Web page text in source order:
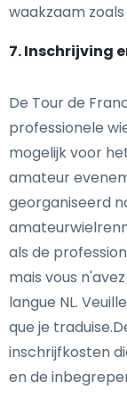
waakzaam
7. Inschrijving
De Tour de
professionele
mogelijk voor
amateur
georganiseerd
als de
mais vous
langue NL.
que je
inschrijfkosten
en de